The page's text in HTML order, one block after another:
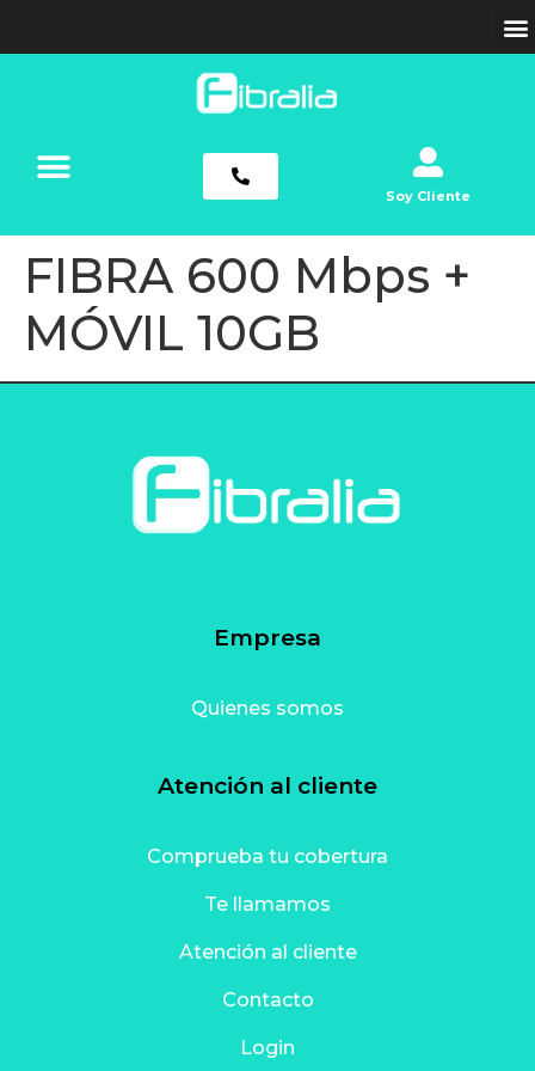
Soy Cliente
FIBRA 600 Mbps +
MÓVIL 10GB
Empresa
Quienes somos
Atención al cliente
Comprueba tu cobertura
Te llamamos
Atención al cliente
Contacto
Login